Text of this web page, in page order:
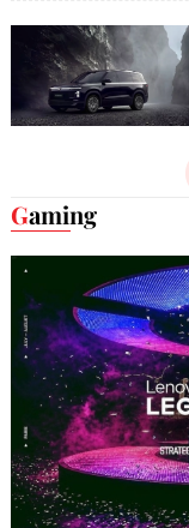
Gaming